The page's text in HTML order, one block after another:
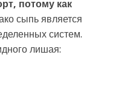
потому как
сыпь является
систем.
лишая: